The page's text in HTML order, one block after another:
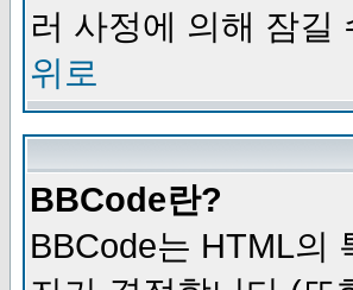
러 사정에 의해 잠길
위로
BBCode란?
BBCode는 HTML의